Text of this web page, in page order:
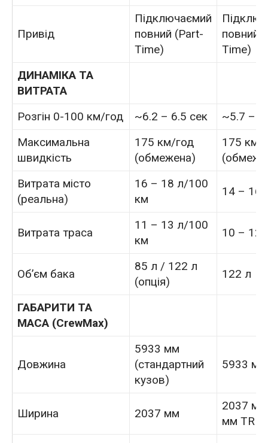
Привід
Підключаємий
повний (Part-
Time)
повний
Time)
ДИНАМІКА ТА
ВИТРАТА
Розгін 0-100 км/год
~6.2 – 6.5 сек
~5.7 –
Максимальна
швидкість
175 км/год
(обмежена)
175 км/
Витрата місто
(реальна)
16 – 18 л/100
км
14 – 16
Витрата траса
11 – 13 л/100
км
10 – 12
Об’єм бака
85 л / 122 л
(опція)
122 л
ГАБАРИТИ ТА
МАСА (CrewMax)
Довжина
5933 мм
(стандартний
кузов)
5933 мм
Ширина 2037 мм
2037
мм TRD